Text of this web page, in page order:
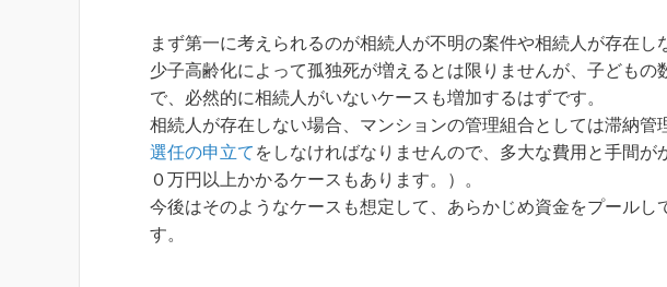
まず第一に考えられるのが相続人が不明の案件や相続人が存在し
少子高齢化によって孤独死が増えるとは限りませんが、子ども
で、必然的に相続人がいないケースも増加するはずです。
相続人が存在しない場合、マンションの管理組合としては滞納管
選任の申立て をしなければなりませんので、多大な費用と手間が
０万円以上かかるケースもあります。）。
今後はそのようなケースも想定して、あらかじめ資金をプールし
す。